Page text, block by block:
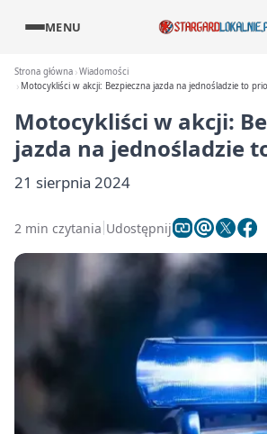
MENU
Strona główna Wiadomości
Motocykliści w akcji: Bezpieczna jazda na jednośladzie to
Motocykliści w akcji:
jazda na jednośladzie
21 sierpnia 2024
2 min czytania Udostępnij